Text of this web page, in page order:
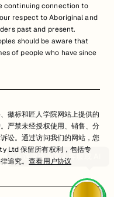
continuing connection to
respect to Aboriginal and
past and present.
should be aware that
of people who have since
徽标和匠人学院网站上提供的
严禁未经授权使用、销售、分
讼。通过访问我们的网站，您
Ltd 保留所有权利，包括专
追究。查看用户协议